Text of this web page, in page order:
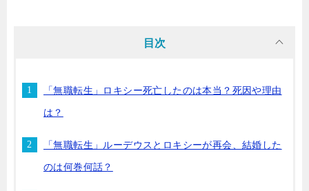
目次
「無職転生」ロキシー死亡したのは本当？死因や理由
は？
「無職転生」ルーデウスとロキシーが再会、結婚した
のは何巻何話？